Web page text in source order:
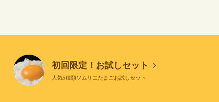
初回限定！お試しセット
人気5種類ソムリエたまごお試しセット